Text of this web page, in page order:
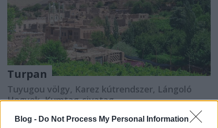
Blog - Do Not Process My Personal Information
Turpan
Tuyugou völgy, Karez kútrendszer, Lángoló
Hegyek, Kumtag-sivatag